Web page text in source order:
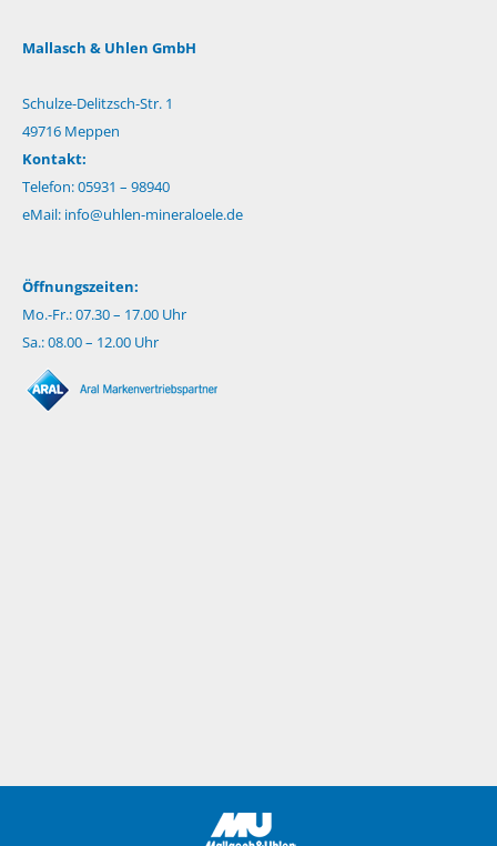
Mallasch & Uhlen GmbH
Schulze-Delitzsch-Str. 1
49716 Meppen
Kontakt:
Telefon: 05931 – 98940
eMail: info@uhlen-mineraloele.de
Öffnungszeiten:
Mo.-Fr.: 07.30 – 17.00 Uhr
Sa.: 08.00 – 12.00 Uhr